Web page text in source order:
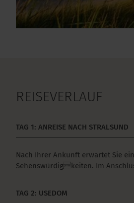
REISEVERLAUF
TAG 1: ANREISE NACH STRALSUND
Nach Ihrer Ankunft erwartet Sie
Sehenswürdigkeiten. Im
TAG 2: USEDOM